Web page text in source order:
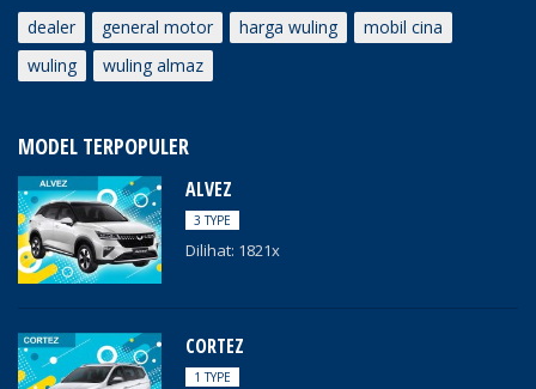
dealer general motor harga wuling
mobil cina
wuling
wuling almaz
MODEL TERPOPULER
ALVEZ
3 TYPE
Dilihat: 1821x
CORTEZ
1 TYPE